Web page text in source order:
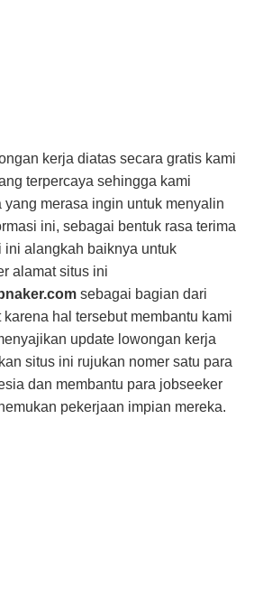
kerja diatas secara gratis kami
terpercaya sehingga kami
merasa ingin untuk menyalin
ini, sebagai bentuk rasa terima
ini alangkah baiknya untuk
alamat situs ini
sebagai bagian dari
hal tersebut membantu kami
update lowongan kerja
situs ini rujukan nomer satu para
dan membantu para jobseeker
pekerjaan impian mereka.